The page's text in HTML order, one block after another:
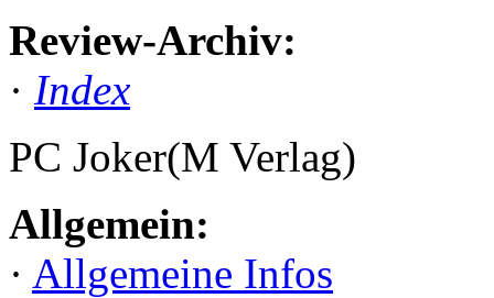
Review-Archiv:
· Index
PC Joker(M Verlag)
Allgemein:
· Allgemeine Infos